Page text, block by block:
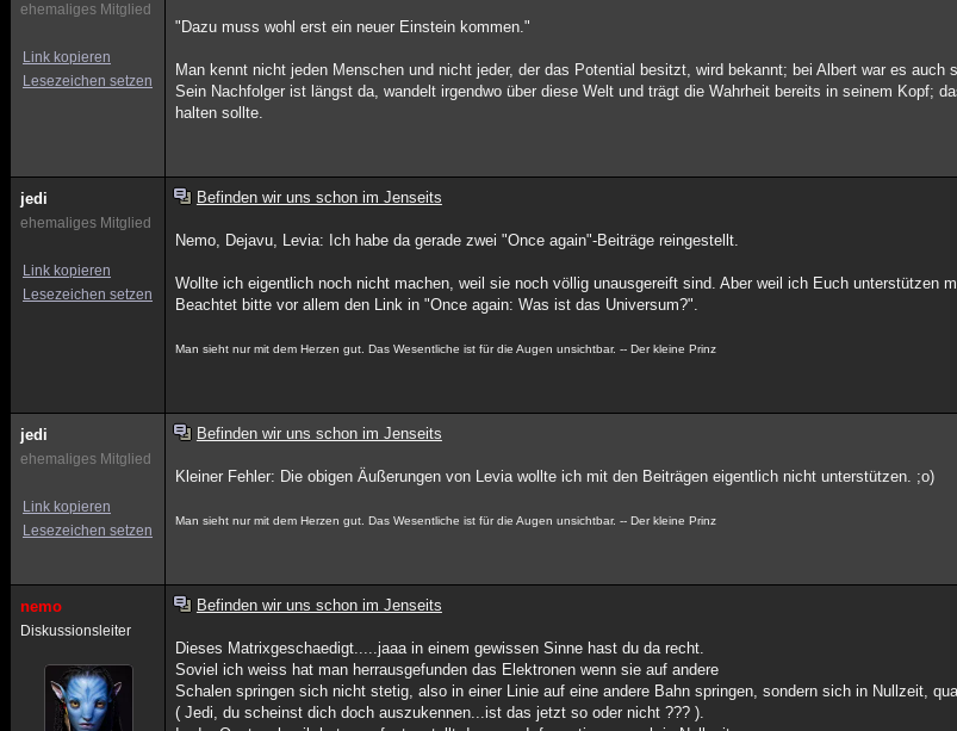
ehemaliges Mitglied
Link kopieren
Lesezeichen setzen
"Dazu muss wohl erst ein neuer Einstein kommen."
Man kennt nicht jeden Menschen und nicht jeder, der das Potential besitzt, wird bekannt; bei Albert war es auch
Sein Nachfolger ist längst da, wandelt irgendwo über diese Welt und trägt die Wahrheit bereits in seinem Kopf;
halten sollte.
jedi
ehemaliges Mitglied
Link kopieren
Lesezeichen setzen
Befinden wir uns schon im Jenseits
Nemo, Dejavu, Levia: Ich habe da gerade zwei "Once again"-Beiträge reingestellt.
Wollte ich eigentlich noch nicht machen, weil sie noch völlig unausgereift sind. Aber weil ich Euch unterstützen
Beachtet bitte vor allem den Link in "Once again: Was ist das Universum?".
Man sieht nur mit dem Herzen gut. Das Wesentliche ist für die Augen unsichtbar. -- Der kleine Prinz
jedi
ehemaliges Mitglied
Link kopieren
Lesezeichen setzen
Befinden wir uns schon im Jenseits
Kleiner Fehler: Die obigen Äußerungen von Levia wollte ich mit den Beiträgen eigentlich nicht unterstützen. ;o)
Man sieht nur mit dem Herzen gut. Das Wesentliche ist für die Augen unsichtbar. -- Der kleine Prinz
nemo
Diskussionsleiter
Befinden wir uns schon im Jenseits
Dieses Matrixgeschaedigt.....jaaa in einem gewissen Sinne hast du da recht.
Soviel ich weiss hat man herrausgefunden das Elektronen wenn sie auf andere
Schalen springen sich nicht stetig, also in einer Linie auf eine andere Bahn springen, sondern sich in Nullzeit,
( Jedi, du scheinst dich doch auszukennen...ist das jetzt so oder nicht ??? ).